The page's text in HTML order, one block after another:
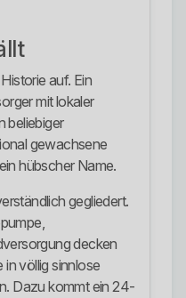
auf. Ein
mit lokaler
beliebiger
gewachsene
hübscher Name.
gegliedert.
decken
völlig sinnlose
Dazu kommt ein 24-